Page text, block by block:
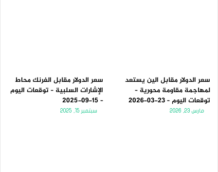
سعر الدولار مقابل الين يستعد
لمهاجمة مقاومة محورية –
توقعات اليوم – 23-03-2026
مارس 23, 2026
سعر الدولار مقابل الفرنك محاط
الإشارات السلبية – توقعات اليوم
– 15-09-2025
سبتمبر 15, 2025